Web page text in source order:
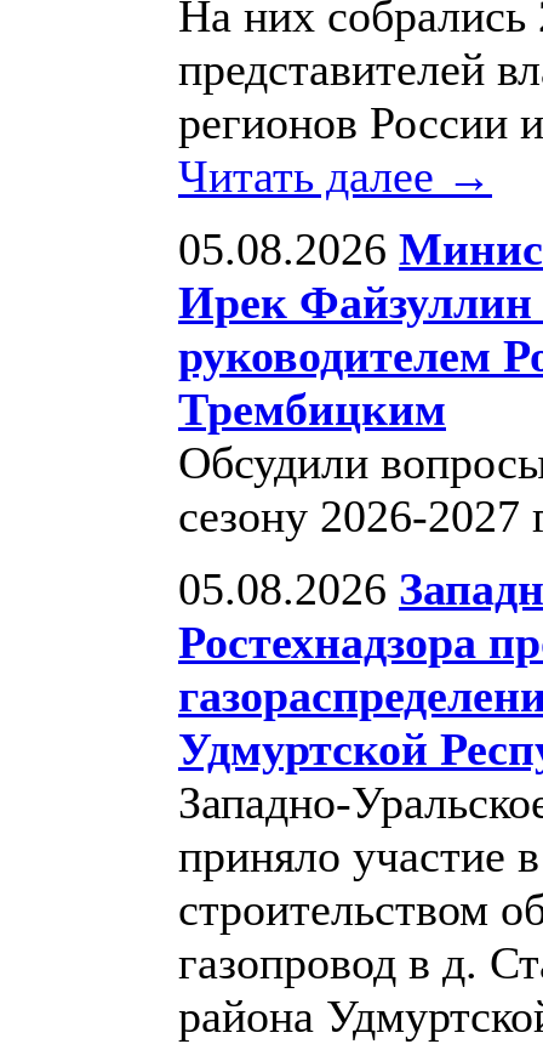
На них собрались
представителей
регионов России
Читать далее →
05.08.2026
Ирек Файзуллин
руководителем
Трембицким
Обсудили
сезону 2026-2027
05.08.2026
Ростехнадзора
Удмуртской
Западно-
приняло участие
строительством
газопровод в д.
района